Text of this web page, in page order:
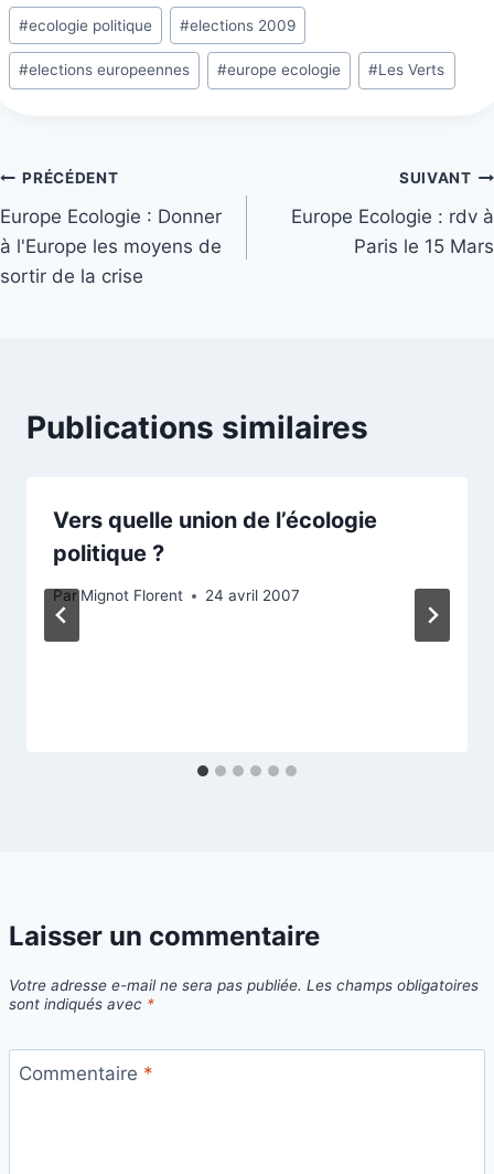
Étiquettes
de
la
#ecologie politique #elections 2009
#elections europeennes #europe ecologie #Les Verts
Navigation
de
l’article
PRÉCÉDENT
Europe Ecologie : Donner
à l'Europe les moyens de
sortir de la crise
SUIVANT
Europe Ecologie : rdv à
Paris le 15 Mars
Publications similaires
Vers quelle union de l’écologie
politique ?
Par Mignot Florent 24 avril 2007
Laisser un commentaire
Votre adresse e-mail ne sera pas publiée. Les champs obligatoires
sont indiqués avec *
Commentaire *